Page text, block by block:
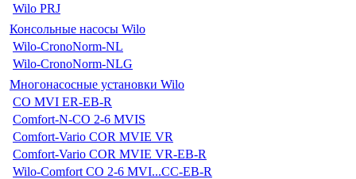
Wilo PRJ
Консольные насосы Wilo
Wilo-CronoNorm-NL
Wilo-CronoNorm-NLG
Многонасосные установки Wilo
CO MVI ER-EB-R
Comfort-N-CO 2-6 MVIS
Comfort-Vario COR MVIE VR
Comfort-Vario COR MVIE VR-EB-R
Wilo-Comfort CO 2-6 MVI...CC-EB-R